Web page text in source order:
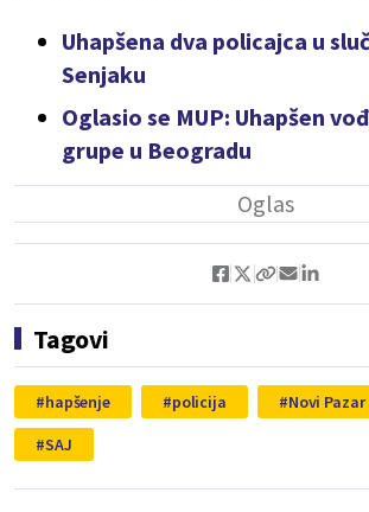
Uhapšena dva policajca u
Senjaku
Oglasio se MUP: Uhapšen
grupe u Beogradu
Tagovi
hapšenje policija Novi Pazar
SAJ